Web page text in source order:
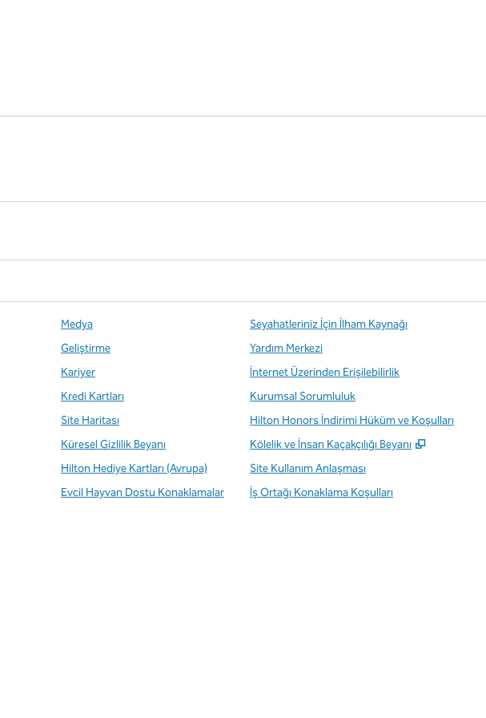
Medya
Geliştirme
Kariyer
Kredi Kartları
Site Haritası
Küresel Gizlilik Beyanı
Hilton Hediye Kartları (Avrupa)
Evcil Hayvan Dostu Konaklamalar
Seyahatleriniz İçin İlham Kaynağı
Yardım Merkezi
İnternet Üzerinden Erişilebilirlik
Kurumsal Sorumluluk
Hilton Honors İndirimi Hüküm ve Koşulları
Kölelik ve İnsan Kaçakçılığı Beyanı
,
Site Kullanım Anlaşması
İş Ortağı Konaklama Koşulları